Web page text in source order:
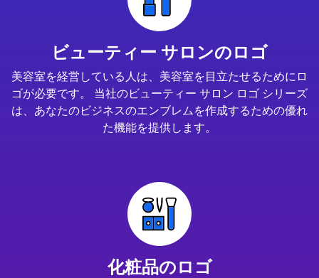
ビューティー サロンのロゴ
美容室を経営している人は、美容室を目立たせるためにロ
ゴが必要です。 当社のビューティー サロン ロゴ シリーズ
は、あなたのビジネスのエンブレムを作成するための優れ
た機能を提供します。
化粧品のロゴ